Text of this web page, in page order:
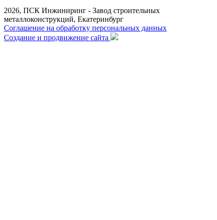
2026, ПСК Инжиниринг - Завод строительных
металлоконструкций, Екатеринбург
Соглашение на обработку персональных данных
Создание и продвижение сайта